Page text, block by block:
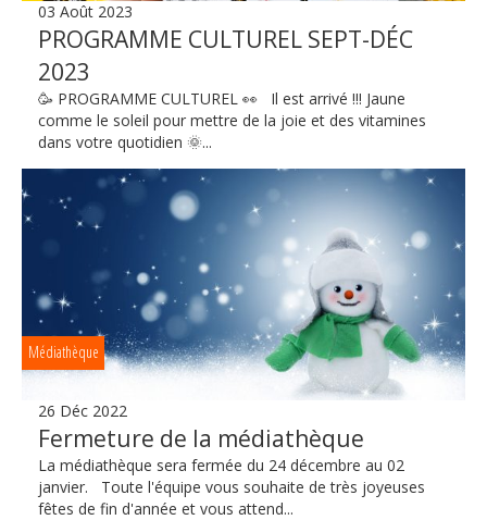
03 Août 2023
PROGRAMME CULTUREL SEPT-DÉC
2023
🥳 PROGRAMME CULTUREL 👀 Il est arrivé !!! Jaune
comme le soleil pour mettre de la joie et des vitamines
dans votre quotidien 🌞...
Médiathèque
26 Déc 2022
Fermeture de la médiathèque
La médiathèque sera fermée du 24 décembre au 02
janvier. Toute l'équipe vous souhaite de très joyeuses
fêtes de fin d'année et vous attend...